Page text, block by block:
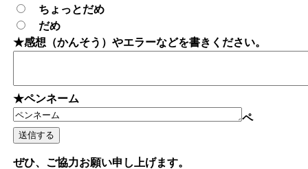
ちょっとだめ
だめ
★感想（かんそう）やエラーなどを書きください。
★ペンネーム
ペ
ぜひ、ご協力お願い申し上げます。